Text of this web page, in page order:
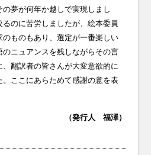
夢が何年か越しで実現しまし
のに苦労しましたが、絵本委員
ものもあり、選定が一番楽しい
ニュアンスを残しながらその言
翻訳者の皆さんが大変意欲的に
ここにあらためて感謝の意を表
（発行人 福澤）